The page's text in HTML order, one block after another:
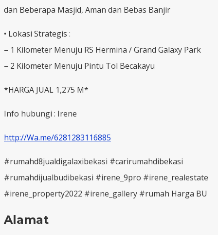
dan Beberapa Masjid, Aman dan Bebas Banjir
• Lokasi Strategis :
– 1 Kilometer Menuju RS Hermina / Grand Galaxy Park
– 2 Kilometer Menuju Pintu Tol Becakayu
*HARGA JUAL 1,275 M*
Info hubungi : Irene
http://Wa.me/6281283116885
#rumahd8jualdigalaxibekasi #carirumahdibekasi
#rumahdijualbudibekasi #irene_9pro #irene_realestate
#irene_property2022 #irene_gallery #rumah Harga BU
Alamat